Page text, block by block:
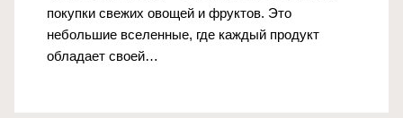
покупки свежих овощей и фруктов. Это
небольшие вселенные, где каждый продукт
обладает своей…